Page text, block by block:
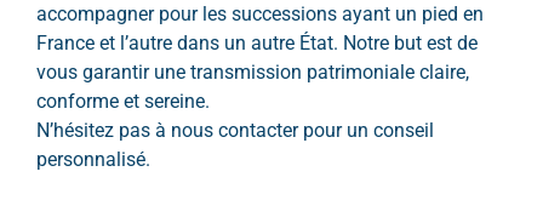
accompagner pour les successions ayant un pied en
France et l’autre dans un autre État. Notre but est de
vous garantir une transmission patrimoniale claire,
conforme et sereine.
N’hésitez pas à nous contacter pour un conseil
personnalisé.